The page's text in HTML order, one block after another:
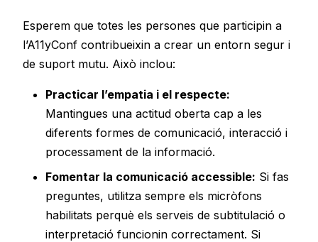
Esperem que totes les persones que participin a
l’A11yConf contribueixin a crear un entorn segur i
de suport mutu. Això inclou:
Practicar l’empatia i el respecte:
Mantingues una actitud oberta cap a les
diferents formes de comunicació, interacció i
processament de la informació.
Fomentar la comunicació accessible: Si fas
preguntes, utilitza sempre els micròfons
habilitats perquè els serveis de subtitulació o
interpretació funcionin correctament. Si